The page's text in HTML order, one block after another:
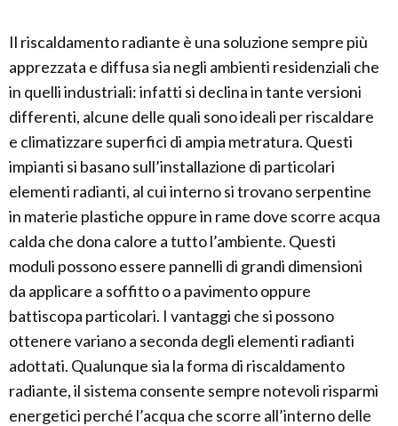
Il riscaldamento radiante è una soluzione sempre più
apprezzata e diffusa sia negli ambienti residenziali che
in quelli industriali: infatti si declina in tante versioni
differenti, alcune delle quali sono ideali per riscaldare
e climatizzare superfici di ampia metratura. Questi
impianti si basano sull’installazione di particolari
elementi radianti, al cui interno si trovano serpentine
in materie plastiche oppure in rame dove scorre acqua
calda che dona calore a tutto l’ambiente. Questi
moduli possono essere pannelli di grandi dimensioni
da applicare a soffitto o a pavimento oppure
battiscopa particolari. I vantaggi che si possono
ottenere variano a seconda degli elementi radianti
adottati. Qualunque sia la forma di riscaldamento
radiante, il sistema consente sempre notevoli risparmi
energetici perché l’acqua che scorre all’interno delle